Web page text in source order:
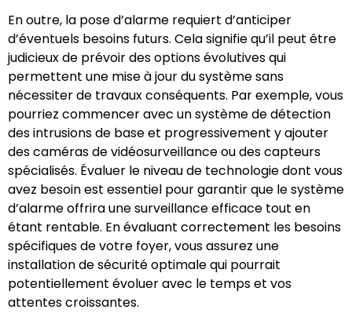
En outre, la pose d’alarme requiert d’anticiper
d’éventuels besoins futurs. Cela signifie qu’il peut être
judicieux de prévoir des options évolutives qui
permettent une mise à jour du système sans
nécessiter de travaux conséquents. Par exemple, vous
pourriez commencer avec un système de détection
des intrusions de base et progressivement y ajouter
des caméras de vidéosurveillance ou des capteurs
spécialisés. Évaluer le niveau de technologie dont vous
avez besoin est essentiel pour garantir que le système
d’alarme offrira une surveillance efficace tout en
étant rentable. En évaluant correctement les besoins
spécifiques de votre foyer, vous assurez une
installation de sécurité optimale qui pourrait
potentiellement évoluer avec le temps et vos
attentes croissantes.